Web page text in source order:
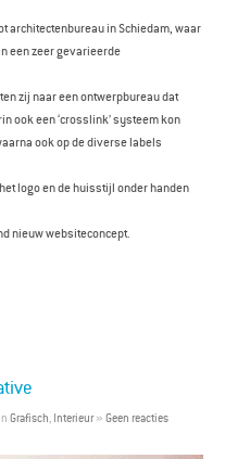
architectenbureau in Schiedam, waar
een zeer gevarieerde
zij naar een ontwerpbureau dat
ook een ‘crosslink’ systeem kon
ook op de diverse labels
logo en de huisstijl onder handen
nieuw websiteconcept.
Grafisch Interieur» Geen reacties